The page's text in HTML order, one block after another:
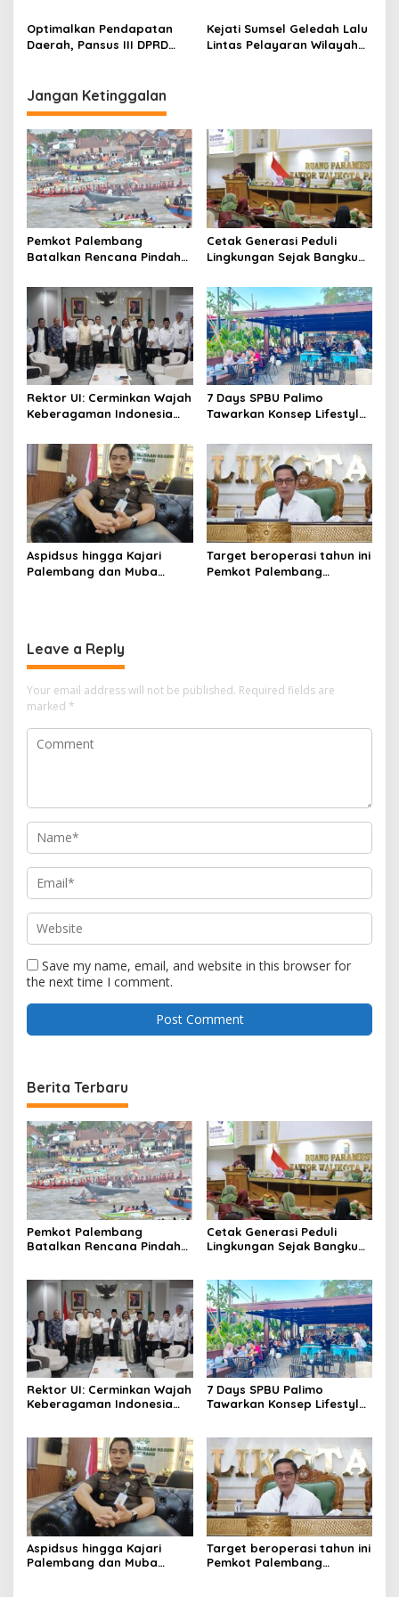
o
n
Melalui Inovasi dan
Diversifikasi
Sama Strategis dengan
Pemerintah Australia
Optimalkan Pendapatan
Daerah, Pansus III DPRD
Bapenda
Kejati Sumsel Geledah Lalu
Lintas Pelayaran Wilayah
Jangan Ketinggalan
Pemkot Palembang
Batalkan Rencana Pindah
Dipastikan Tetap di Sungai
Musi
Cetak Generasi Peduli
Lingkungan Sejak Bangku
Palembang Perkuat
Program Adiwiyata
Rektor UI: Cerminkan Wajah
Keberagaman Indonesia
Ibadah Enam Agama
7 Days SPBU Palimo
Tawarkan Konsep Lifestyle
Hangout Baru di Tengah
Kota Palembang
Aspidsus hingga Kajari
Palembang dan Muba
Target beroperasi tahun ini
Pemkot Palembang
Leave a Reply
Your email address will not be published. Required fields are
marked *
Save my name, email, and website in this browser for
the next time I comment.
Berita Terbaru
Pemkot Palembang
Batalkan Rencana Pindah
Musi
Cetak Generasi Peduli
Lingkungan Sejak Bangku
Program Adiwiyata
Rektor UI: Cerminkan Wajah
Keberagaman Indonesia
7 Days SPBU Palimo
Tawarkan Konsep Lifestyle
Kota Palembang
Aspidsus hingga Kajari
Palembang dan Muba
Target beroperasi tahun ini
Pemkot Palembang